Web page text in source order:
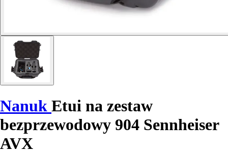
Nanuk Etui na zestaw
bezprzewodowy 904 Sennheiser
AVX